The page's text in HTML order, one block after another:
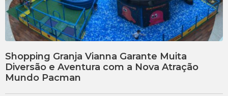
Shopping Granja Vianna Garante Muita
Diversão e Aventura com a Nova Atração
Mundo Pacman